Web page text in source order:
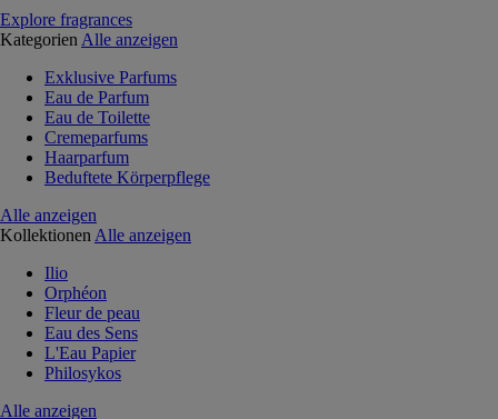
Explore fragrances
Kategorien Alle anzeigen
Exklusive Parfums
Eau de Parfum
Eau de Toilette
Cremeparfums
Haarparfum
Beduftete Körperpflege
Alle anzeigen
Kollektionen Alle anzeigen
Ilio
Orphéon
Fleur de peau
Eau des Sens
L'Eau Papier
Philosykos
Alle anzeigen